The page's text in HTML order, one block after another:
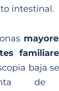
intestinal.
baja
de